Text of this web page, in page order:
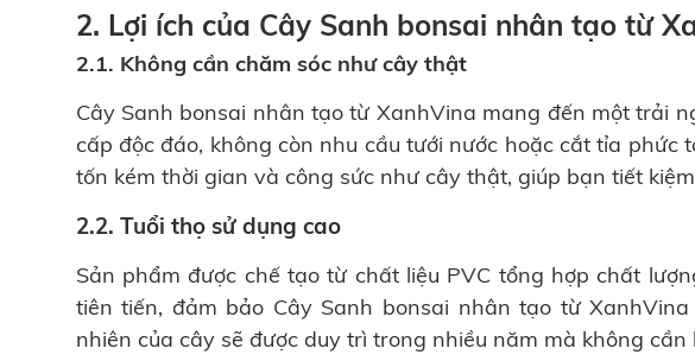
2. Lợi ích của Cây Sanh bonsai nhân tạo từ
2.1. Không cần chăm sóc như cây thật
Cây Sanh bonsai nhân tạo từ XanhVina mang đến một trải
cấp độc đáo, không còn nhu cầu tưới nước hoặc cắt tỉa phức
tốn kém thời gian và công sức như cây thật, giúp bạn tiết
2.2. Tuổi thọ sử dụng cao
Sản phẩm được chế tạo từ chất liệu PVC tổng hợp chất
tiên tiến, đảm bảo Cây Sanh bonsai nhân tạo từ
nhiên của cây sẽ được duy trì trong nhiều năm mà không